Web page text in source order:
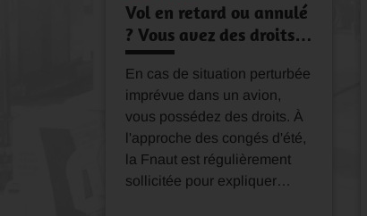
Vol en retard ou annulé
? Vous avez des droits…
En cas de situation perturbée
imprévue dans un avion,
vous possédez des droits. À
l'approche des congés d'été,
la Fnaut est régulièrement
sollicitée pour expliquer…